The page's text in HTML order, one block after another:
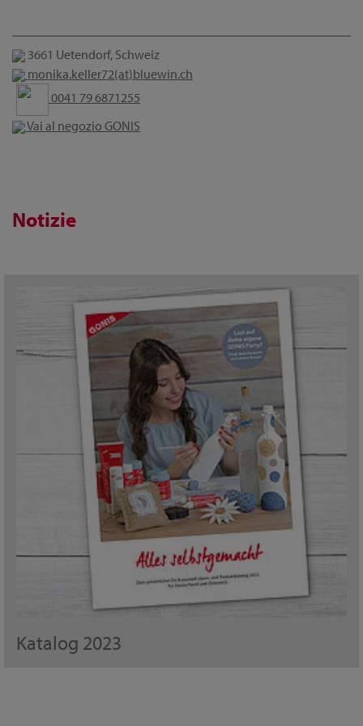
3661 Uetendorf, Schweiz
monika.keller72(at)bluewin.ch
0041 79 6871255
Vai al negozio GONIS
Notizie
Katalog 2023